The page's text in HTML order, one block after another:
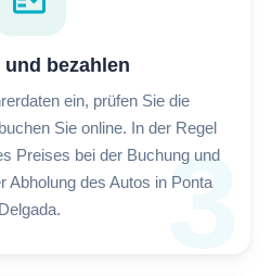
3
und bezahlen
ein, prüfen Sie die
Sie online. In der Regel
Preises bei der Buchung und
Abholung des Autos in Ponta
Delgada.